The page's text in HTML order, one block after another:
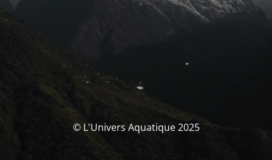
© L'Univers Aquatique 2025